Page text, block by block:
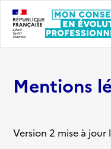
Mentions
Version 2 mise à